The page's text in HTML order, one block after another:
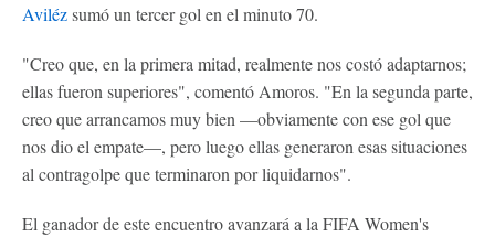
Avilézsumó un tercer gol en el minuto 70.
"Creo que, en la primera mitad, realmente nos costó adaptarnos;
ellas fueron superiores", comentó Amoros. "En la segunda parte,
creo que arrancamos muy bien —obviamente con ese gol que
nos dio el empate—, pero luego ellas generaron esas situaciones
al contragolpe que terminaron por liquidarnos".
El ganador de este encuentro avanzará a la FIFA Women's